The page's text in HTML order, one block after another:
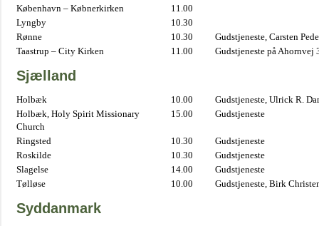
København – Købnerkirken
11.00
Lyngby
10.30
Rønne
10.30
Gudstjeneste, Carsten
Taastrup – City Kirken
11.00 Gudstjeneste på Ahornvej
Sjælland
Holbæk 10.00
Gudstjeneste, Ulrick R.
Holbæk, Holy Spirit Missionary
Church
15.00 Gudstjeneste
Ringsted 10.30
Gudstjeneste
Roskilde
10.30
Gudstjeneste
Slagelse
14.00
Gudstjeneste
Tølløse
10.00 Gudstjeneste, Birk
Syddanmark